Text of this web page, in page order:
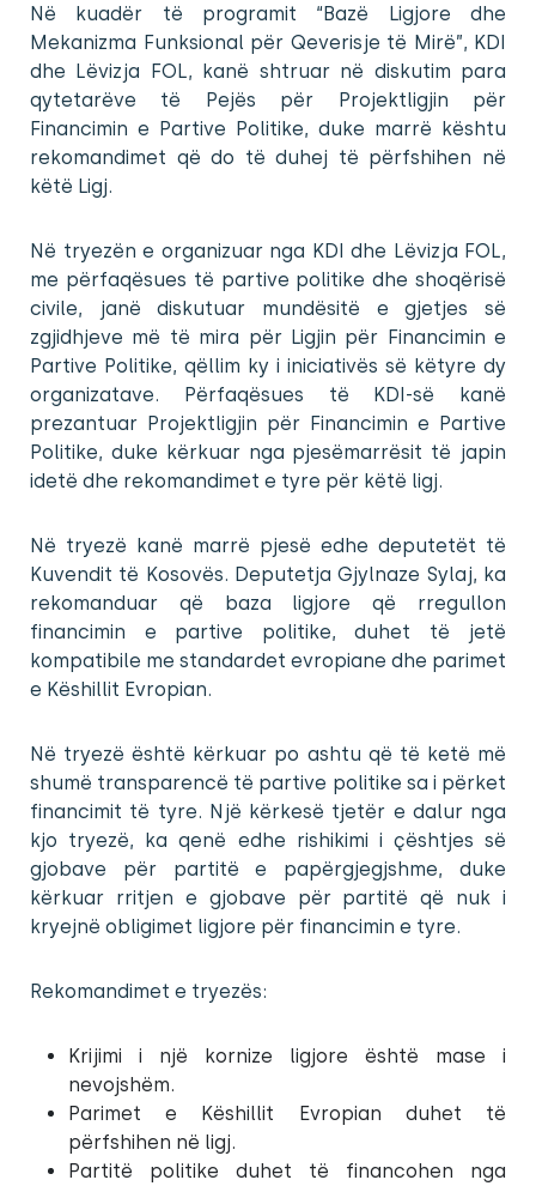
Në kuadër të programit “Bazë Ligjore dhe
Mekanizma Funksional për Qeverisje të Mirë”, KDI
dhe Lëvizja FOL, kanë shtruar në diskutim para
qytetarëve të Pejës për Projektligjin për
Financimin e Partive Politike, duke marrë kështu
rekomandimet që do të duhej të përfshihen në
këtë Ligj.
Në tryezën e organizuar nga KDI dhe Lëvizja FOL,
me përfaqësues të partive politike dhe shoqërisë
civile, janë diskutuar mundësitë e gjetjes së
zgjidhjeve më të mira për Ligjin për Financimin e
Partive Politike, qëllim ky i iniciativës së këtyre dy
organizatave. Përfaqësues të KDI-së kanë
prezantuar Projektligjin për Financimin e Partive
Politike, duke kërkuar nga pjesëmarrësit të japin
idetë dhe rekomandimet e tyre për këtë ligj.
Në tryezë kanë marrë pjesë edhe deputetët të
Kuvendit të Kosovës. Deputetja Gjylnaze Sylaj, ka
rekomanduar që baza ligjore që rregullon
financimin e partive politike, duhet të jetë
kompatibile me standardet evropiane dhe parimet
e Këshillit Evropian.
Në tryezë është kërkuar po ashtu që të ketë më
shumë transparencë të partive politike sa i përket
financimit të tyre. Një kërkesë tjetër e dalur nga
kjo tryezë, ka qenë edhe rishikimi i çështjes së
gjobave për partitë e papërgjegjshme, duke
kërkuar rritjen e gjobave për partitë që nuk i
kryejnë obligimet ligjore për financimin e tyre.
Rekomandimet e tryezës:
Krijimi i një kornize ligjore është mase i
nevojshëm.
Parimet e Këshillit Evropian duhet të
përfshihen në ligj.
Partitë politike duhet të financohen nga